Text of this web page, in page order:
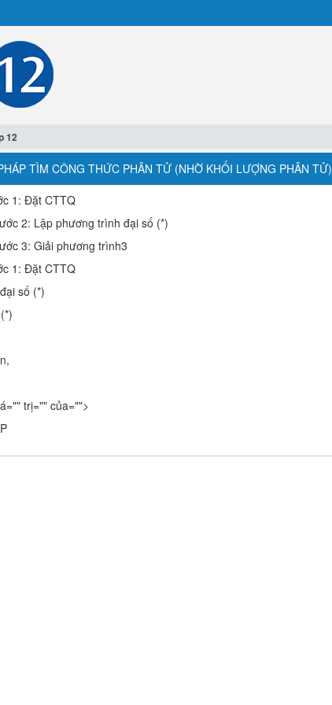
12
TÌM CÔNG THỨC PHÂN TỬ (NHỜ KHỐI LƯỢNG PHÂN TỬ)
1: Đặt CTTQ
2: Lập phương trình đại số (*)
3: Giải phương trình3
1: Đặt CTTQ
số (*)
trị="" của="">